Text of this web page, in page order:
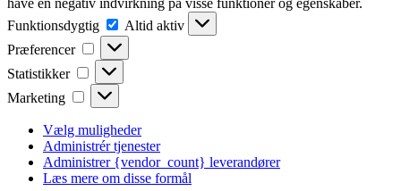
have en negativ indvirkning på visse funktioner og egenskaber.
Funktionsdygtig
Funktionsdygtig
Altid aktiv
Præferencer
Præferencer
Statistikker Statistikker
Marketing Marketing
Vælg muligheder
Administrér tjenester
Administrer {vendor_count} leverandører
Læs mere om disse formål